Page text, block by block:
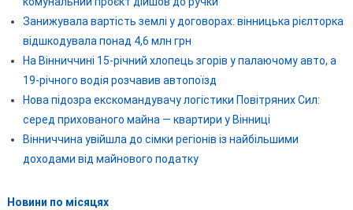
Занижувала вартість землі у договорах: вінницька рієлторка
відшкодувала понад 4,6 млн грн
На Вінниччині 15-річний хлопець згорів у палаючому авто, а
19-річного водія розчавив автопоїзд
Нова підозра екскомандувачу логістики Повітряних Сил:
серед прихованого майна — квартири у Вінниці
Вінниччина увійшла до сімки регіонів із найбільшими
доходами від майнового податку
Новини по місяцях